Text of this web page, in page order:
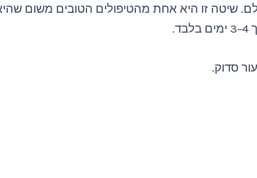
שיטה זו היא אחת מהטיפולים הטובים משום
סדוק.